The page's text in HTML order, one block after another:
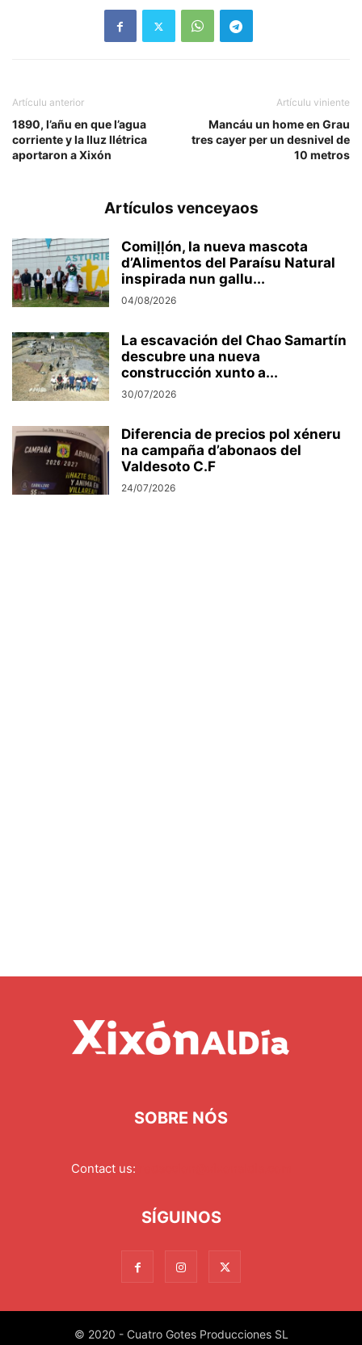
Artículu anterior
1890, l’añu en que l’agua
corriente y la lluz llétrica
aportaron a Xixón
Artículu viniente
Mancáu un home en Grau
tres cayer per un desnivel de
10 metros
Artículos venceyaos
Comiḷḷón, la nueva mascota
d’Alimentos del Paraísu Natural
inspirada nun gallu...
04/08/2026
La escavación del Chao Samartín
descubre una nueva
construcción xunto a...
30/07/2026
Diferencia de precios pol xéneru
na campaña d’abonaos del
Valdesoto C.F
24/07/2026
SOBRE NÓS
Contact us:
SÍGUINOS
© 2020 - Cuatro Gotes Producciones SL